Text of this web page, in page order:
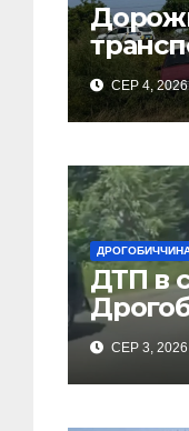
у селі
СЕР 4, 2026
ДТП в
СЕР 3, 2026